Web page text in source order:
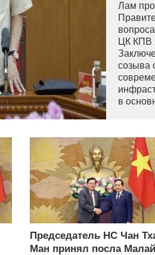
Лам
ЦК КПВ
созыва
в
Председатель НС Чан
Ман принял посла